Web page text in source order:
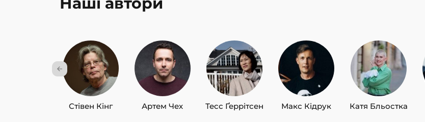
Стівен Кінг Артем Чех Тесс Ґеррітсен Макс Кідрук Катя Бльостка